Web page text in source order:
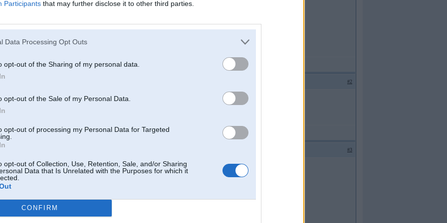
Participants that may further disclose it to other third parties.
Data Processing Opt Outs
opt-out of the Sharing of my personal data.
opt-out of the Sale of my Personal Data.
opt-out of processing my Personal Data for Targeted
opt-out of Collection, Use, Retention, Sale, and/or Sharing
Data that Is Unrelated with the Purposes for which it
CONFIRM
#2
Būšu pateicīgs,ja varēsiet aizpildīt aptauju.
Aktuāli būtu viedokļi no loģistikas,supply chain, ražošanas nozarēs iesaistītajiem.
#3
Viens students lūdz aizpildīt par grāmatvedības ārpakalpojumu tēmu: